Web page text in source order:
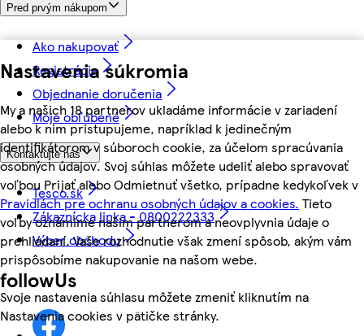
Nastavenia súkromia
My a našich 18 partnerov ukladáme informácie v zariadení
alebo k nim pristupujeme, napríklad k jedinečným
identifikátorom v súboroch cookie, za účelom spracúvania
osobných údajov. Svoj súhlas môžete udeliť alebo spravovať
voľbou Prijať alebo Odmietnuť všetko, prípadne kedykoľvek v
Pravidlách pre ochranu osobných údajov a cookies. Tieto
voľby oznámime našim partnerom a neovplyvnia údaje o
prehliadaní. Vaše rozhodnutie však zmení spôsob, akým vám
prispôsobíme nakupovanie na našom webe.
Svoje nastavenia súhlasu môžete zmeniť kliknutím na
Nastavenia cookies v pätičke stránky.
Pred prvým nákupom
Ako nakupovať
Registrácia
Objednanie doručenia
Moje obľúbené
Kontaktujte nás
Tesco.sk
Zákaznícka linka - 0800222333
Výber obchodu
followUs